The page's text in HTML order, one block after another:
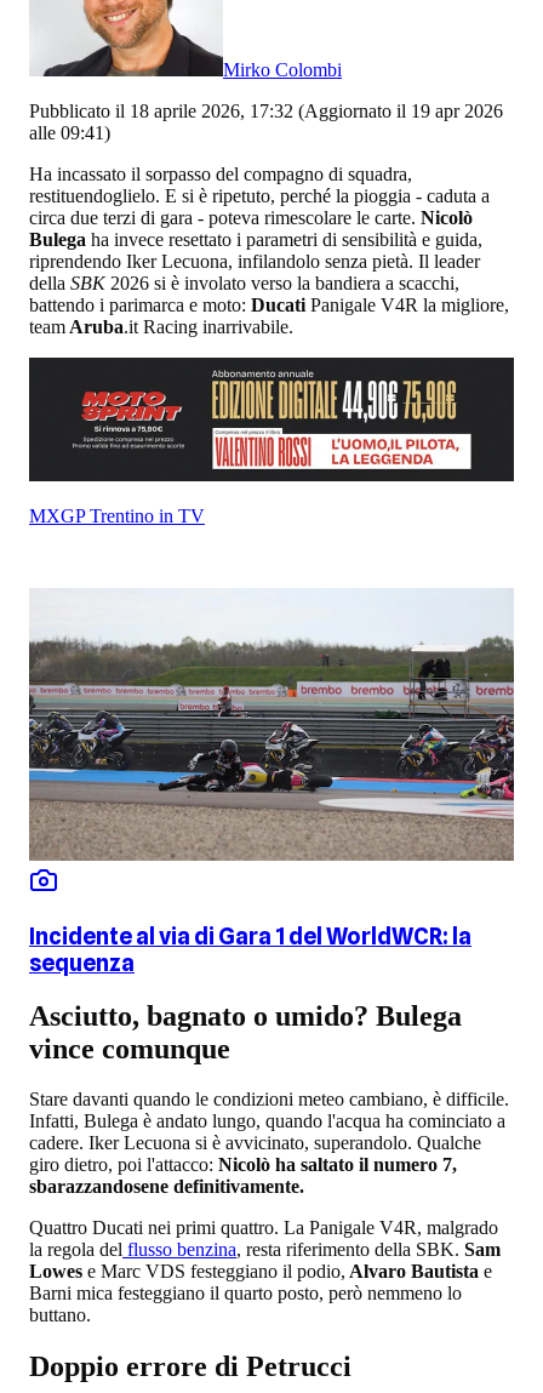
Mirko Colombi
Pubblicato il 18 aprile 2026, 17:32 (Aggiornato il 19 apr 2026
alle 09:41)
Ha incassato il sorpasso del compagno di squadra,
restituendoglielo. E si è ripetuto, perché la pioggia - caduta a
circa due terzi di gara - poteva rimescolare le carte. Nicolò
Bulega ha invece resettato i parametri di sensibilità e guida,
riprendendo Iker Lecuona, infilandolo senza pietà. Il leader
della SBK 2026 si è involato verso la bandiera a scacchi,
battendo i parimarca e moto: Ducati Panigale V4R la migliore,
team Aruba.it Racing inarrivabile.
MXGP Trentino in TV
Incidente al via di Gara 1 del WorldWCR: la
sequenza
Asciutto, bagnato o umido? Bulega
vince comunque
Stare davanti quando le condizioni meteo cambiano, è difficile.
Infatti, Bulega è andato lungo, quando l'acqua ha cominciato a
cadere. Iker Lecuona si è avvicinato, superandolo. Qualche
giro dietro, poi l'attacco: Nicolò ha saltato il numero 7,
sbarazzandosene definitivamente.
Quattro Ducati nei primi quattro. La Panigale V4R, malgrado
la regola del flusso benzina, resta riferimento della SBK. Sam
Lowes e Marc VDS festeggiano il podio, Alvaro Bautista e
Barni mica festeggiano il quarto posto, però nemmeno lo
buttano.
Doppio errore di Petrucci